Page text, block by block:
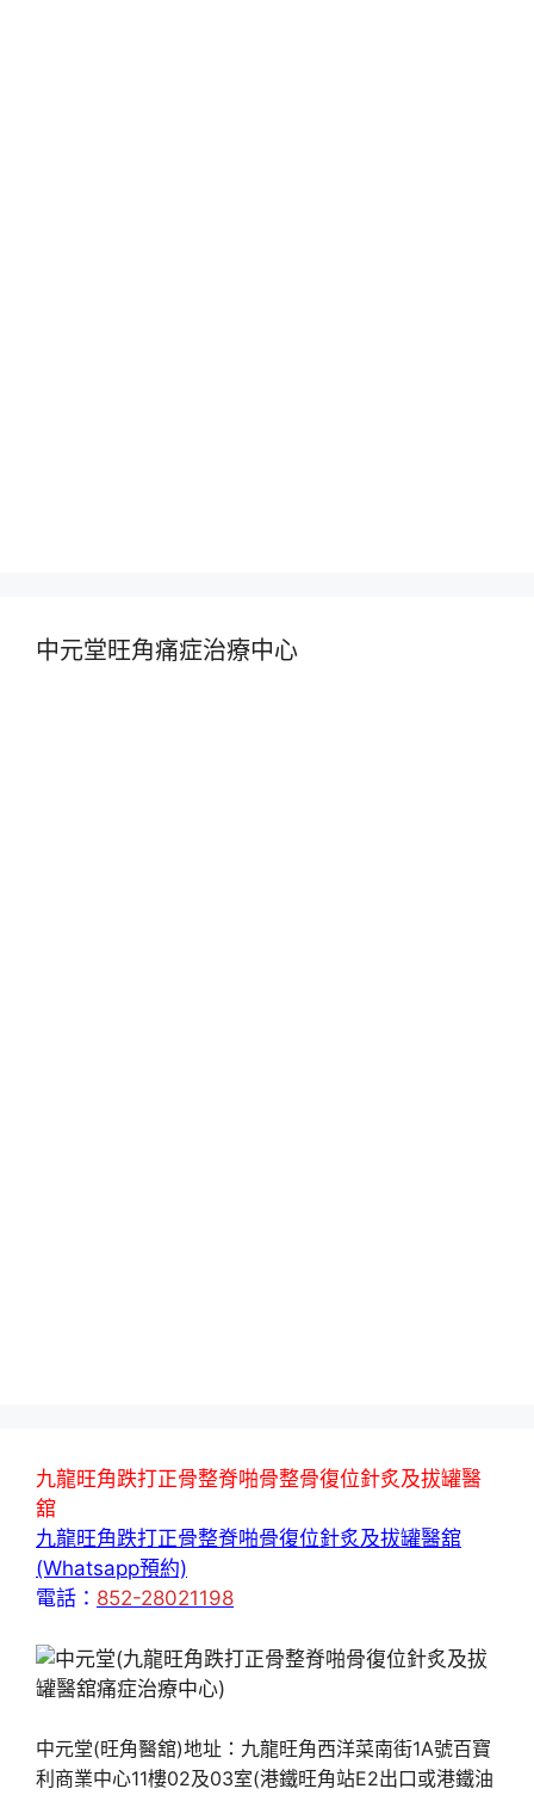
中元堂旺角痛症治療中心
九龍旺角跌打正骨整脊啪骨整骨復位針炙及拔罐醫
舘
九龍旺角跌打正骨整脊啪骨復位針炙及拔罐醫舘
(Whatsapp預約)
電話： 852-28021198
中元堂(旺角醫舘)地址：九龍旺角西洋菜南街1A號百寶
利商業中心11樓02及03室(港鐵旺角站E2出口或港鐵油